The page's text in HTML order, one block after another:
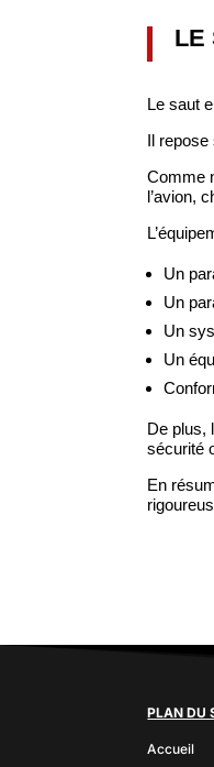
LE
Le saut
Il repose
Comme
l’avion,
Un
Un
Un
Un
De plus,
sécurité
En
PLAN DU
Accueil